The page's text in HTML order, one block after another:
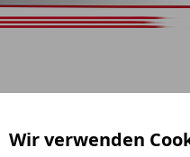
Wir verwenden